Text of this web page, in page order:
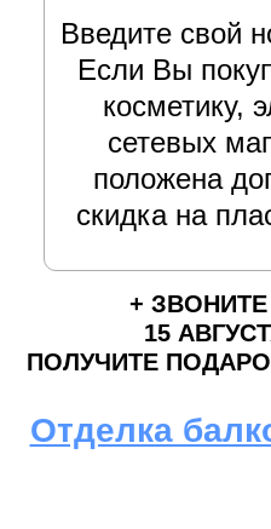
Введите свой
Если Вы
косметику,
сетевых
положена
скидка на
+
15
ПОЛУЧИТЕ
Отделка